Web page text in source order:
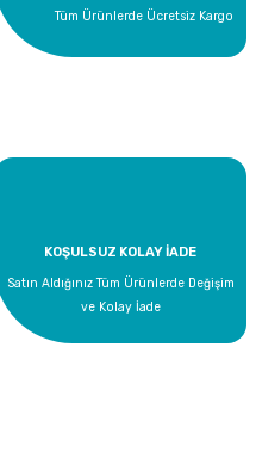
Tüm Ürünlerde Ücretsiz Kargo
KOŞULSUZ KOLAY İADE
Satın Aldığınız Tüm Ürünlerde Değişim
ve Kolay İade